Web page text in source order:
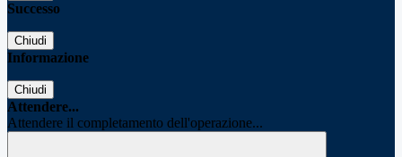
Successo
Chiudi
Informazione
Chiudi
Attendere...
Attendere il completamento dell'operazione...